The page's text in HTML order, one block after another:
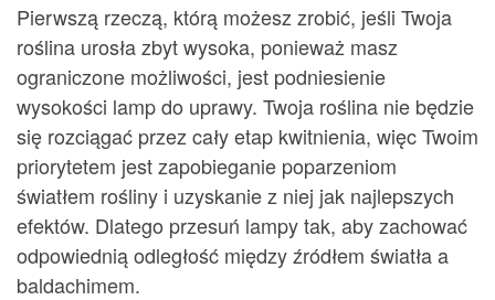
Pierwszą rzeczą, którą możesz zrobić, jeśli Twoja
roślina urosła zbyt wysoka, ponieważ masz
ograniczone możliwości, jest podniesienie
wysokości lamp do uprawy. Twoja roślina nie będzie
się rozciągać przez cały etap kwitnienia, więc Twoim
priorytetem jest zapobieganie poparzeniom
światłem rośliny i uzyskanie z niej jak najlepszych
efektów. Dlatego przesuń lampy tak, aby zachować
odpowiednią odległość między źródłem światła a
baldachimem.